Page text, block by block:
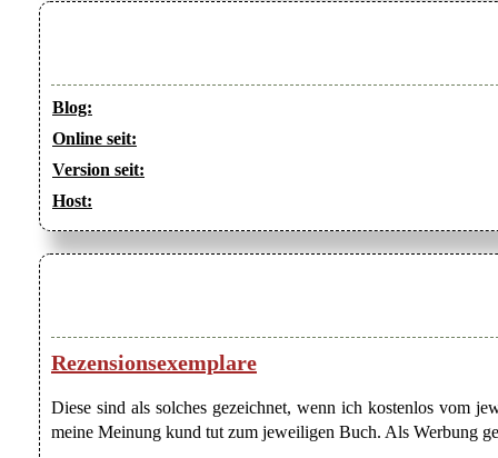
Blog:
Online seit:
Version seit:
Host:
Rezensionsexemplare
Diese sind als solches gezeichnet, wenn ich kostenlos vom
meine Meinung kund tut zum jeweiligen Buch. Als Werbung